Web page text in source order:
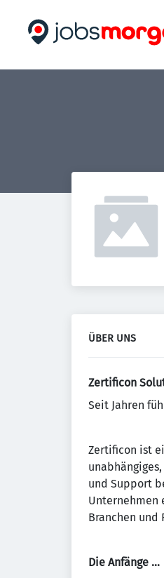
ÜBER UNS
Zertificon
Seit Jahren
Zertificon ist
und Support
Unternehmen
Branchen und
Die Anfänge …